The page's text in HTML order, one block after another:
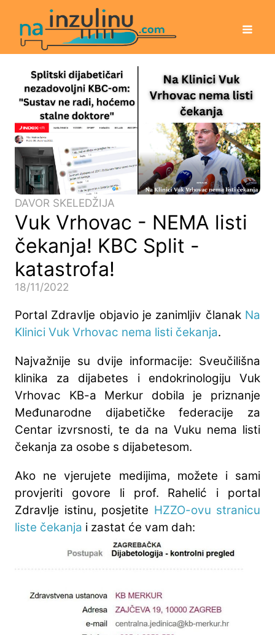
DAVOR SKELEDŽIJA
Vuk Vrhovac - NEMA listi
čekanja! KBC Split -
katastrofa!
18/11/2022
Portal Zdravlje objavio je zanimljiv članak Na
Klinici Vuk Vrhovac nema listi čekanja.
Najvažnije su dvije informacije: Sveučilišna
klinika za dijabetes i endokrinologiju Vuk
Vrhovac KB-a Merkur dobila je priznanje
Međunarodne dijabetičke federacije za
Centar izvrsnosti, te da na Vuku nema listi
čekanja za osobe s dijabetesom.
Ako ne vjerujete medijima, možete i sami
provjeriti govore li prof. Rahelić i portal
Zdravlje istinu, posjetite HZZO-ovu stranicu
liste čekanja i zastat će vam dah: